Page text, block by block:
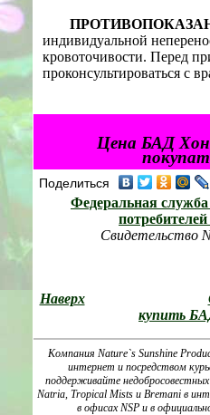
индивидуальной
кровоточивости. Перед
проконсультироваться с
Цена БАД
Поделиться
Федеральная
Свидетельство
Наверх
купить
Компания Nature`s Sunshine
интернет и посредством
поддерживайте
Natria, Tropical Mists и Bremani в
в офисах NSP и в